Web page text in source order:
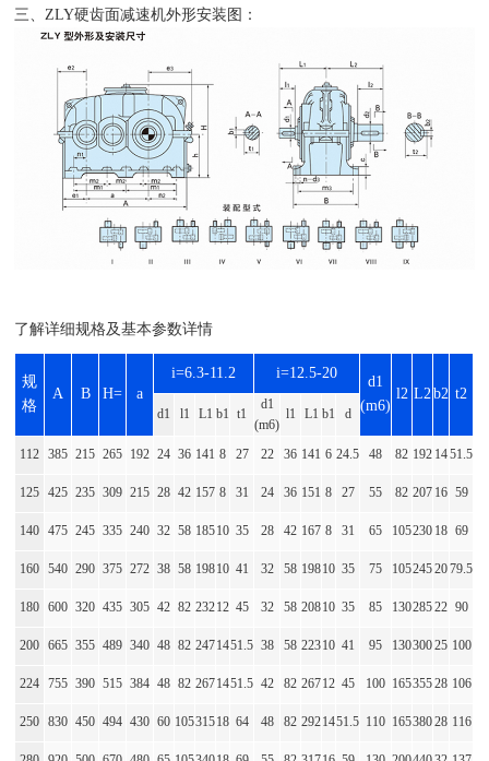
三、ZLY硬齿面减速机外形安装图：
了解详细规格及基本参数详情
规
格
A B H= a
i=6.3-11.2 i=12.5-20
d1
(m6)
l2 L2b2 t2
d1 l1 L1 b1 t1
d1
(m6)
l1 L1 b1 d
112 385 215 265 192 24 36 141 8 27 22 36 141 6 24.5 48 82 192 1451.5
125 425 235 309 215 28 42 157 8 31 24 36 151 8 27 55 82 207 16 59
140 475 245 335 240 32 58 18510 35 28 42 167 8 31 65 105230 18 69
160 540 290 375 272 38 58 19810 41 32 58 19810 35 75 1052452079.5
180 600 320 435 305 42 82 23212 45 32 58 20810 35 85 13028522 90
200 665 355 489 340 48 82 2471451.5 38 58 22310 41 95 13030025 100
224 755 390 515 384 48 82 2671451.5 42 82 26712 45 100 16535528 106
250 830 450 494 430 60 10531518 64 48 82 2921451.5 110 16538028 116